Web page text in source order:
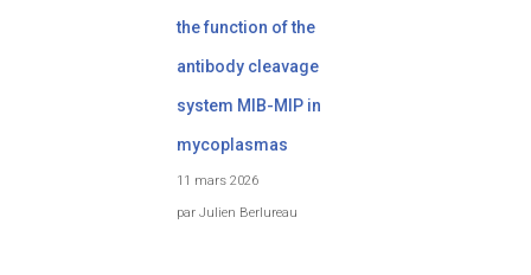
the function of the
antibody cleavage
system MIB-MIP in
mycoplasmas
11 mars 2026
par Julien Berlureau